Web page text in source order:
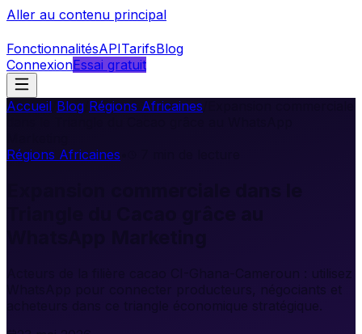
Aller au contenu principal
FonctionnalitésAPITarifsBlog
ConnexionEssai gratuit
Accueil Blog Régions Africaines
Régions Africaines
Acteurs de la filière cacao CI-Ghana-Cameroun : utilisez
WhatsApp pour connecter producteurs, négociants et
acheteurs dans ce triangle économique stratégique.